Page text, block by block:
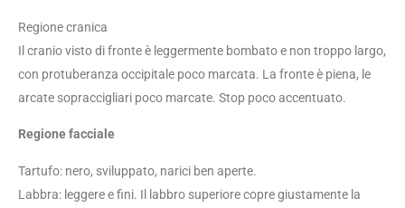
Regione cranica
Il cranio visto di fronte è leggermente bombato e non troppo largo,
con protuberanza occipitale poco marcata. La fronte è piena, le
arcate sopraccigliari poco marcate. Stop poco accentuato.
Regione facciale
Tartufo: nero, sviluppato, narici ben aperte.
Labbra: leggere e fini. Il labbro superiore copre giustamente la